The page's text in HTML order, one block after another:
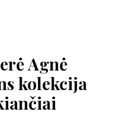
Agnė
kolekcija